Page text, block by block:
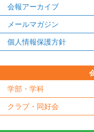
会報アーカイブ
メールマガジン
個人情報保護方針
学部・学科
クラブ・同好会